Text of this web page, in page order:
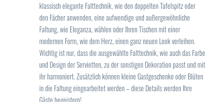
klassisch elegante Falttechnik, wie den doppelten Tafelspitz oder
den Fächer anwenden, eine aufwendige und außergewöhnliche
Faltung, wie Eleganza, wählen oder Ihren Tischen mit einer
modernen Form, wie dem Herz, einen ganz neuen Look verleihen.
Wichtig ist nur, dass die ausgewählte Falttechnik, wie auch das Farbe
und Design der Servietten, zu der sonstigen Dekoration passt und mit
ihr harmoniert. Zusätzlich können kleine Gastgeschenke oder Blüten
in die Faltung eingearbeitet werden – diese Details werden Ihre
Gäste begeistern!